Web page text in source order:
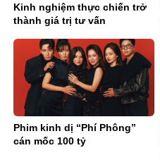
Kinh nghiệm thực chiến trở
thành giá trị tư vấn
Phim kinh dị “Phí Phông”
cán mốc 100 tỷ